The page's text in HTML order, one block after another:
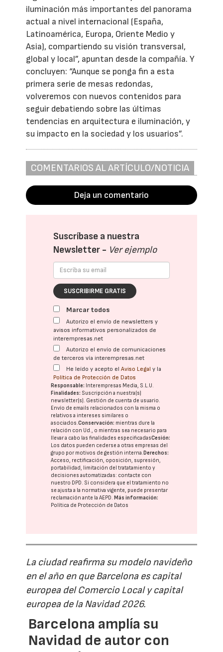
iluminación más importantes del panorama
actual a nivel internacional (España,
Latinoamérica, Europa, Oriente Medio y
Asia), compartiendo su visión transversal,
global y local”, apuntan desde la compañía. Y
concluyen: “Aunque se ponga fin a esta
primera serie de mesas redondas,
volveremos con nuevos contenidos para
seguir debatiendo sobre las últimas
tendencias en arquitectura e iluminación, y
su impacto en la sociedad y los usuarios”.
COMENTARIOS AL ARTÍCULO/NOTICIA
Deja un comentario
Suscríbase a nuestra
Newsletter - Ver ejemplo
SUSCRIBIRME GRATIS
Marcar todos
Autorizo el envío de newsletters y
avisos informativos personalizados de
interempresas.net
Autorizo el envío de comunicaciones
de terceros vía interempresas.net
He leído y acepto elAviso Legal y la
Política de Protección de Datos
Responsable: Interempresas Media, S.L.U.
Finalidades: Suscripción a nuestra(s)
newsletter(s). Gestión de cuenta de usuario.
Envío de emails relacionados con la misma o
relativos a intereses similares o
asociados.Conservación: mientras dure la
relación con Ud., o mientras sea necesario para
llevar a cabo las finalidades especificadasCesión:
Los datos pueden cederse a otras empresas del
grupo por motivos de gestión interna.Derechos:
Acceso, rectificación, oposición, supresión,
portabilidad, limitación del tratatamiento y
decisiones automatizadas: contacte con
nuestro DPD. Si considera que el tratamiento no
se ajusta a la normativa vigente, puede presentar
reclamación ante laAEPD.Más información:
Política de Protección de Datos
La ciudad reafirma su modelo navideño
en el año en que Barcelona es capital
europea del Comercio Local y capital
europea de la Navidad 2026.
Barcelona amplía su
Navidad de autor con